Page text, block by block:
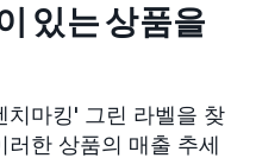
있는 상품을
치마킹' 그린 라벨을 찾
러한 상품의 매출 추세